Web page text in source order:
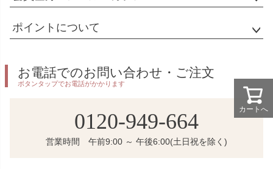
カートへ
ポイントについて
お電話でのお問い合わせ・ご注文
ボタンタップでお電話がかかります
0120-949-664
営業時間 午前9:00 ～ 午後6:00(土日祝を除く)